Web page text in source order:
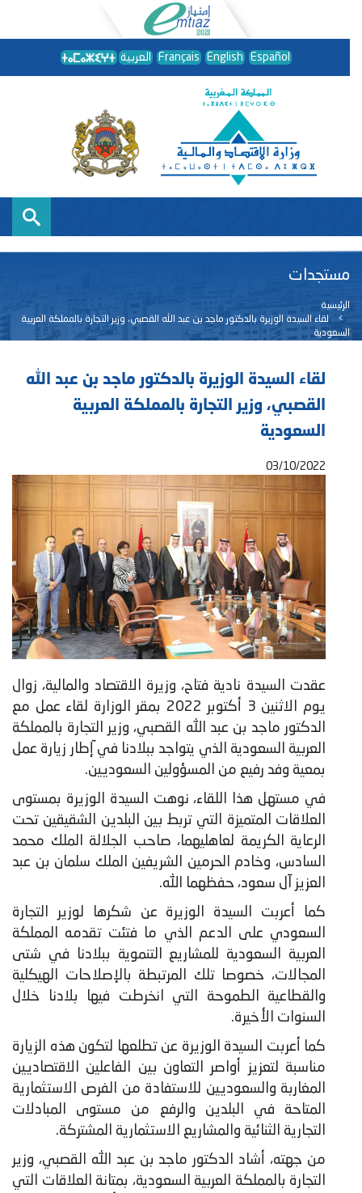
العربية Français English Español
مستجدات
الرئيسية
لقاء السيدة الوزيرة بالدكتور ماجد بن عبد الله القصبي، وزير التجارة بالمملكة العربية
السعودية
لقاء السيدة الوزيرة بالدكتور ماجد بن عبد الله
القصبي، وزير التجارة بالمملكة العربية
السعودية
03/10/2022
عقدت السيدة نادية فتاح، وزيرة الاقتصاد والمالية، زوال
يوم الاثنين 3 أكتوبر 2022 بمقر الوزارة لقاء عمل مع
الدكتور ماجد بن عبد الله القصبي، وزير التجارة بالمملكة
العربية السعودية الذي يتواجد ببلادنا في ّإطار زيارة عمل
بمعية وفد رفيع من المسؤولين السعوديين.
في مستهل هذا اللقاء، نوهت السيدة الوزيرة بمستوى
العلاقات المتميزة التي تربط بين البلدين الشقيقين تحت
الرعاية الكريمة لعاهليهما، صاحب الجلالة الملك محمد
السادس، وخادم الحرمين الشريفين الملك سلمان بن عبد
العزيز آل سعود، حفظهما الله.
كما أعربت السيدة الوزيرة عن شكرها لوزير التجارة
السعودي على الدعم الذي ما فتئت تقدمه المملكة
العربية السعودية للمشاريع التنموية ببلادنا في شتى
المجالات، خصوصا تلك المرتبطة بالإصلاحات الهيكلية
والقطاعية الطموحة التي انخرطت فيها بلادنا خلال
السنوات الأخيرة.
كما أعربت السيدة الوزيرة عن تطلعها لتكون هذه الزيارة
مناسبة لتعزيز أواصر التعاون بين الفاعلين الاقتصاديين
المغاربة والسعوديين للاستفادة من الفرص الاستثمارية
المتاحة في البلدين والرفع من مستوى المبادلات
التجارية الثنائية والمشاريع الاستثمارية المشتركة.
من جهته، أشاد الدكتور ماجد بن عبد الله القصبي، وزير
التجارة بالمملكة العربية السعودية، بمتانة العلاقات التي